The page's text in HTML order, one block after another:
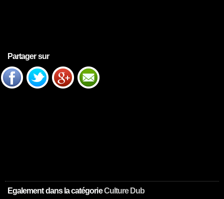
Partager sur
Egalement dans la catégorieCulture Dub